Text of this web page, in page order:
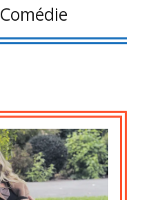
Comédie